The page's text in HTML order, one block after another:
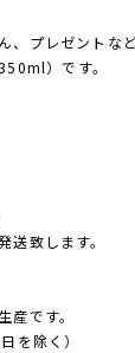
、プレゼントな
）です。
送致します。
産です。
を除く）